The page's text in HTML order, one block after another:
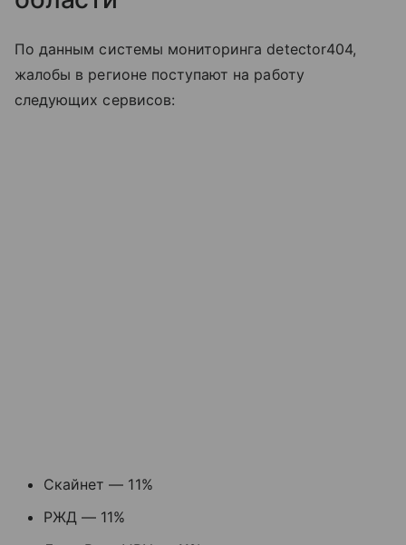
По данным системы мониторинга detector404,
жалобы в регионе поступают на работу
следующих сервисов:
Скайнет — 11%
РЖД — 11%